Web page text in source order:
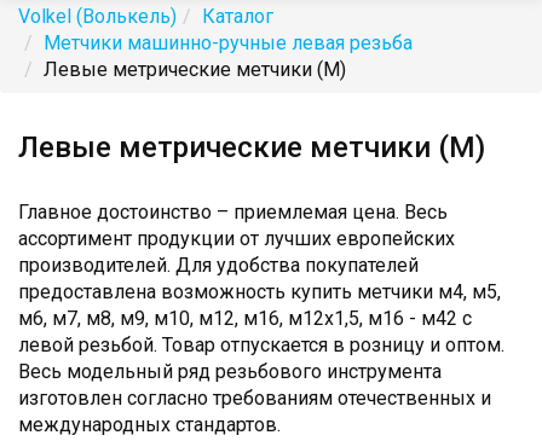
Volkel (Волькель)
Каталог
Метчики машинно-ручные левая резьба
Левые метрические метчики (М)
Левые метрические метчики (М)
Главное достоинство – приемлемая цена. Весь
ассортимент продукции от лучших европейских
производителей. Для удобства покупателей
предоставлена возможность купить метчики м4, м5,
м6, м7, м8, м9, м10, м12, м16, м12х1,5, м16 - м42 с
левой резьбой. Товар отпускается в розницу и оптом.
Весь модельный ряд резьбового инструмента
изготовлен согласно требованиям отечественных и
международных стандартов.